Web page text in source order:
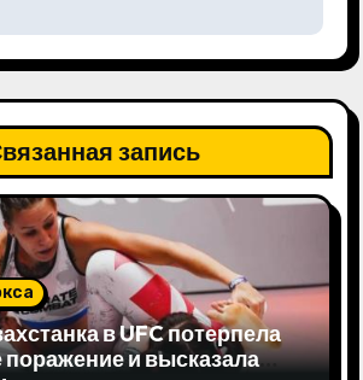
запись
в UFC потерпела
и высказала